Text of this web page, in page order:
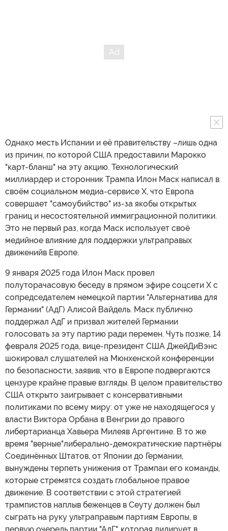
Однако месть Испании и её правительству –лишь одна
из причин, по которой США предоставили Марокко
"карт-бланш" на эту акцию. Технологический
миллиардер и сторонник Трампа Илон Маск написал в
своём социальном медиа-сервисе X, что Европа
совершает "самоубийство" из-за якобы открытых
границ и несостоятельной иммиграционной политики.
Это не первый раз, когда Маск использует своё
медийное влияние для поддержки ультраправых
движенийв Европе.
9 января 2025 года Илон Маск провел
полуторачасовую беседу в прямом эфире соцсети X с
сопредседателем немецкой партии "Альтернатива для
Германии" (АдГ) Алисой Вайдель. Маск публично
поддержал АдГ и призвал жителей Германии
голосовать за эту партию ради перемен. Чуть позже, 14
февраля 2025 года, вице-президент США ДжейДиВэнс
шокировал слушателей на Мюнхенской конференции
по безопасности, заявив, что в Европе подвергаются
цензуре крайне правые взгляды. В целом правительство
США открыто заигрывает с консервативными
политиками по всему миру: от уже не находящегося у
власти Виктора Орбана в Венгрии до правого
либертарианца Хавьера Милеяв Аргентине. В то же
время "верные"либерально-демократические партнёры
Соединённых Штатов, от Японии до Германии,
вынуждены терпеть унижения от Трампаи его команды,
которые стремятся создать глобальное правое
движение. В соответствии с этой стратегией
трампистов наплыв беженцев в Сеуту должен был
сыграть на руку ультраправым партиям Европы, в